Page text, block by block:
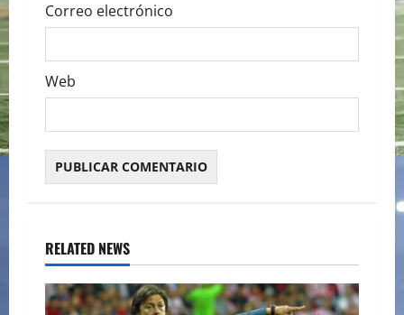
Correo electrónico
Web
RELATED NEWS